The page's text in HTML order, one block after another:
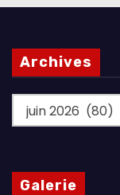
Archives
Archives
Galerie